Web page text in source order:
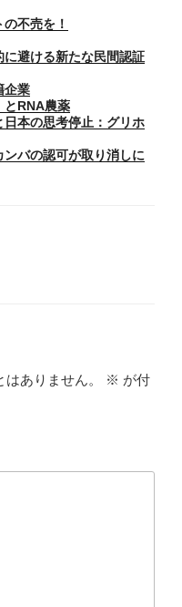
不売を！
避ける新たな民間認証
企業
とRNA農薬
本の思考停止：グリホ
バの認可が取り消しに
ありません。 ※ が付